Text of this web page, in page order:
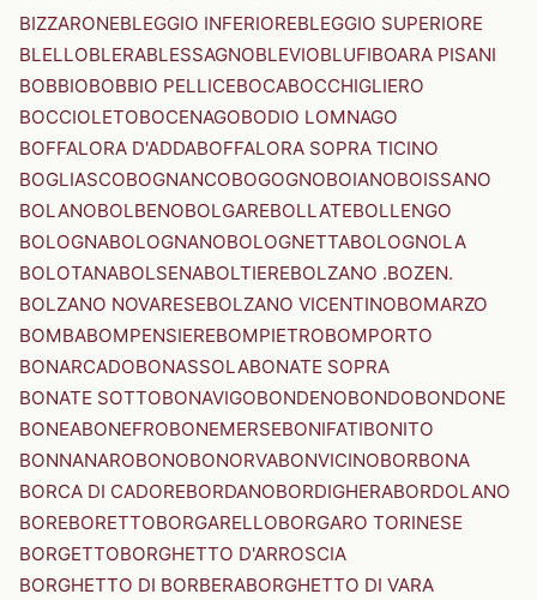
BIZZARONEBLEGGIO INFERIOREBLEGGIO SUPERIORE
BLELLOBLERABLESSAGNOBLEVIOBLUFIBOARA PISANI
BOBBIOBOBBIO PELLICEBOCABOCCHIGLIERO
BOCCIOLETOBOCENAGOBODIO LOMNAGO
BOFFALORA D'ADDABOFFALORA SOPRA TICINO
BOGLIASCOBOGNANCOBOGOGNOBOIANOBOISSANO
BOLANOBOLBENOBOLGAREBOLLATEBOLLENGO
BOLOGNABOLOGNANOBOLOGNETTABOLOGNOLA
BOLOTANABOLSENABOLTIEREBOLZANO .BOZEN.
BOLZANO NOVARESEBOLZANO VICENTINOBOMARZO
BOMBABOMPENSIEREBOMPIETROBOMPORTO
BONARCADOBONASSOLABONATE SOPRA
BONATE SOTTOBONAVIGOBONDENOBONDOBONDONE
BONEABONEFROBONEMERSEBONIFATIBONITO
BONNANAROBONOBONORVABONVICINOBORBONA
BORCA DI CADOREBORDANOBORDIGHERABORDOLANO
BOREBORETTOBORGARELLOBORGARO TORINESE
BORGETTOBORGHETTO D'ARROSCIA
BORGHETTO DI BORBERABORGHETTO DI VARA